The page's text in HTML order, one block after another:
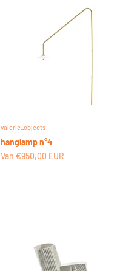
valerie_objects
hanglamp n°4
Aanbiedingsprijs
Van €950,00 EUR